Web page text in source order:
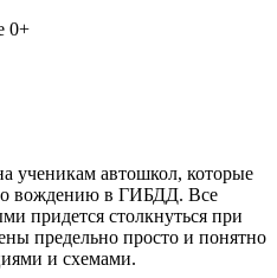
0+
ученикам автошкол, которые
вождению в ГИБДД. Все
придется столкнуться при
предельно просто и понятно
и схемами.